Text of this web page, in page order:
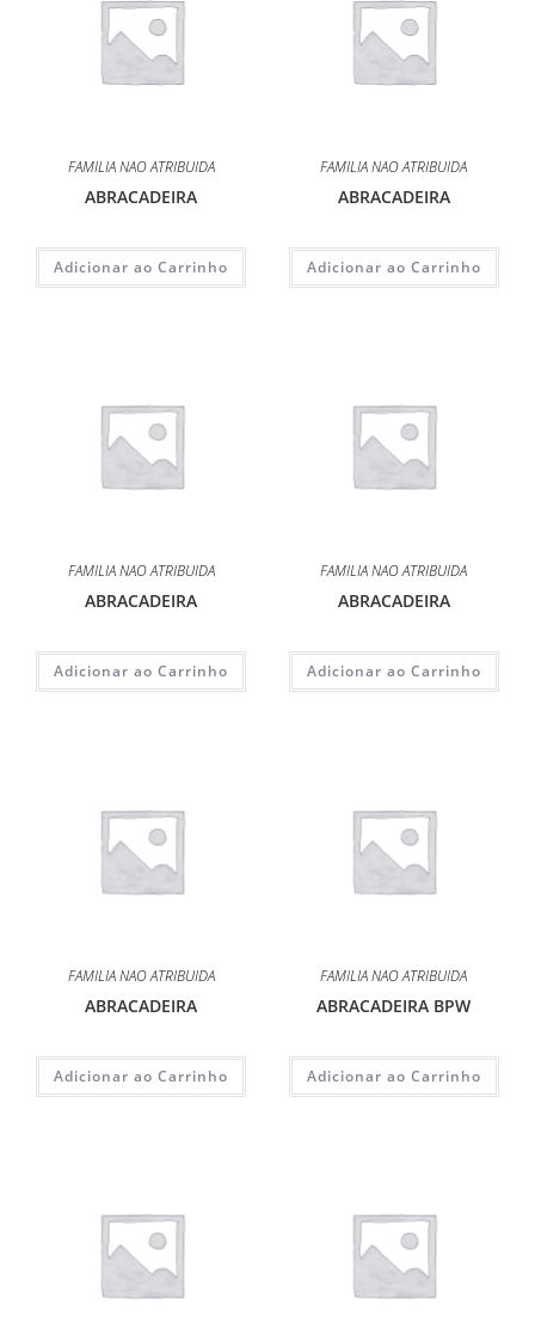
FAMILIA NAO ATRIBUIDA
ABRACADEIRA
Adicionar ao Carrinho
FAMILIA NAO ATRIBUIDA
ABRACADEIRA
Adicionar ao Carrinho
FAMILIA NAO ATRIBUIDA
ABRACADEIRA
Adicionar ao Carrinho
FAMILIA NAO ATRIBUIDA
ABRACADEIRA
Adicionar ao Carrinho
FAMILIA NAO ATRIBUIDA
ABRACADEIRA
Adicionar ao Carrinho
FAMILIA NAO ATRIBUIDA
ABRACADEIRA BPW
Adicionar ao Carrinho